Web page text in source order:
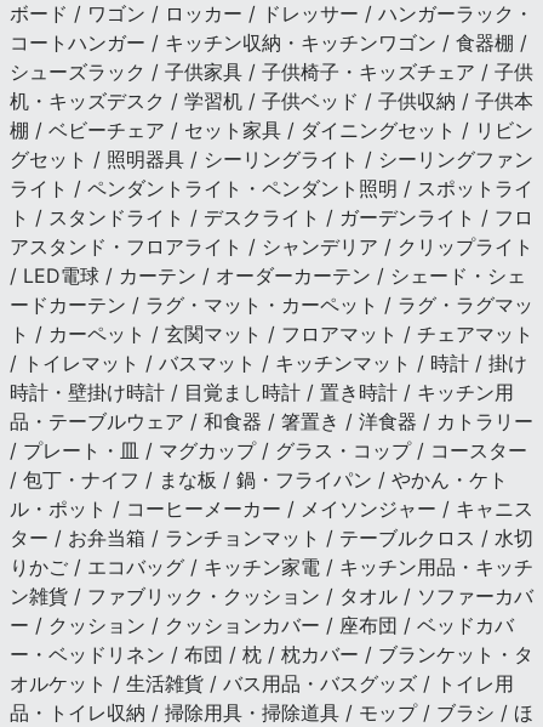
ボード / ワゴン / ロッカー / ドレッサー / ハンガーラック・
コートハンガー / キッチン収納・キッチンワゴン / 食器棚 /
シューズラック / 子供家具 / 子供椅子・キッズチェア / 子供
机・キッズデスク / 学習机 / 子供ベッド / 子供収納 / 子供本
棚 / ベビーチェア / セット家具 / ダイニングセット / リビン
グセット / 照明器具 / シーリングライト / シーリングファン
ライト / ペンダントライト・ペンダント照明 / スポットライ
ト / スタンドライト / デスクライト / ガーデンライト / フロ
アスタンド・フロアライト / シャンデリア / クリップライト
/ LED電球 / カーテン / オーダーカーテン / シェード・シェ
ードカーテン / ラグ・マット・カーペット / ラグ・ラグマッ
ト / カーペット / 玄関マット / フロアマット / チェアマット
/ トイレマット / バスマット / キッチンマット / 時計 / 掛け
時計・壁掛け時計 / 目覚まし時計 / 置き時計 / キッチン用
品・テーブルウェア / 和食器 / 箸置き / 洋食器 / カトラリー
/ プレート・皿 / マグカップ / グラス・コップ / コースター
/ 包丁・ナイフ / まな板 / 鍋・フライパン / やかん・ケト
ル・ポット / コーヒーメーカー / メイソンジャー / キャニス
ター / お弁当箱 / ランチョンマット / テーブルクロス / 水切
りかご / エコバッグ / キッチン家電 / キッチン用品・キッチ
ン雑貨 / ファブリック・クッション / タオル / ソファーカバ
ー / クッション / クッションカバー / 座布団 / ベッドカバ
ー・ベッドリネン / 布団 / 枕 / 枕カバー / ブランケット・タ
オルケット / 生活雑貨 / バス用品・バスグッズ / トイレ用
品・トイレ収納 / 掃除用具・掃除道具 / モップ / ブラシ / ほ